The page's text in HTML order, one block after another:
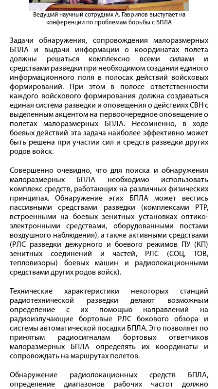
Ведуший научный сотрудник А. Гаврилов выступает на
конференции по проблемам борьбы с БПЛА
Задачи обнаружения, сопровождения малоразмерных
БПЛА и выдачи информации о координатах полета
должны решаться комплексно всеми силами и
средствами разведки при необходимом создании единого
информационного поля в полосах действий войсковых
формирований. При этом в полосе ответственности
каждого войскового формирования должна создаваться
единая система разведки и оповещения о действиях СВН с
выделенным акцентом на первоочередное оповещение о
полетах малоразмерных БПЛА. Несомненно, в ходе
боевых действий эта задача наиболее эффективно может
быть решена при участии сил и средств разведки других
родов войск.
Совершенно очевидно, что для поиска и обнаружения
малоразмерных БПЛА необходимо использовать
комплекс средств, работающих на различных физических
принципах. Обнаружение этих БПЛА может вестись
пассивными средствами разведки (комплексами РТР,
встроенными на боевых зенитных установках оптико-
электронными средствами, оборудованными постами
воздушного наблюдения), а также активными средствами
(РЛС разведки дежурного и боевого режимов ПУ (КП)
зенитных соединений и частей, РЛС (СОЦ, ТОВ,
тепловизоры) боевых машин и радиолокационными
средствами других родов войск).
Технические характеристики некоторых станций
радиотехнической разведки делают возможным
определение с их помощью направлений на
радиоизлучающие бортовые РЛС бокового обзора и
системы автоматической посадки БПЛА. Это позволяет по
принятым радиосигналам бортовых ответчиков
малоразмерных БПЛА определять их координаты и
сопровождать на маршрутах полетов.
Обнаружение радиолокационных средств БПЛА,
определение диапазонов рабочих частот должно